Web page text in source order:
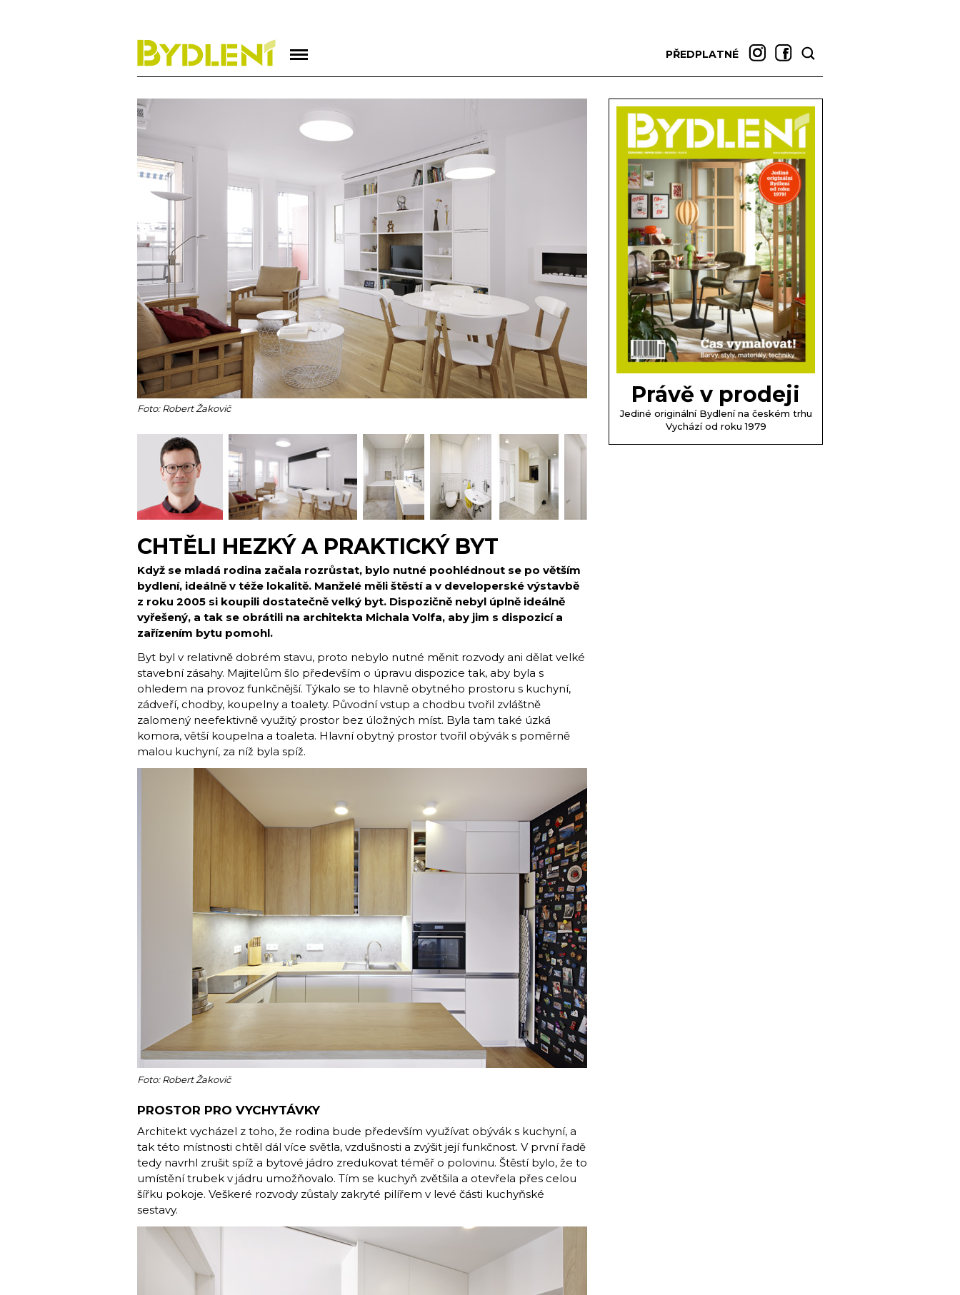
PŘEDPLATNÉ
Foto: Robert Žakovič
CHTĚLI HEZKÝ A PRAKTICKÝ BYT
Když se mladá rodina začala rozrůstat, bylo nutné poohlédnout se po větším
bydlení, ideálně v téže lokalitě. Manželé měli štěstí a v developerské výstavbě
z roku 2005 si koupili dostatečně velký byt. Dispozičně nebyl úplně ideálně
vyřešený, a tak se obrátili na architekta Michala Volfa, aby jim s dispozicí a
zařízením bytu pomohl.
Byt byl v relativně dobrém stavu, proto nebylo nutné měnit rozvody ani dělat velké
stavební zásahy. Majitelům šlo především o úpravu dispozice tak, aby byla s
ohledem na provoz funkčnější. Týkalo se to hlavně obytného prostoru s kuchyní,
zádveří, chodby, koupelny a toalety. Původní vstup a chodbu tvořil zvláštně
zalomený neefektivně využitý prostor bez úložných míst. Byla tam také úzká
komora, větší koupelna a toaleta. Hlavní obytný prostor tvořil obývák s poměrně
malou kuchyní, za níž byla spíž.
Foto: Robert Žakovič
PROSTOR PRO VYCHYTÁVKY
Architekt vycházel z toho, že rodina bude především využívat obývák s kuchyní, a
tak této místnosti chtěl dál více světla, vzdušnosti a zvýšit její funkčnost. V první řadě
tedy navrhl zrušit spíž a bytové jádro zredukovat téměř o polovinu. Štěstí bylo, že to
umístění trubek v jádru umožňovalo. Tím se kuchyň zvětšila a otevřela přes celou
šířku pokoje. Veškeré rozvody zůstaly zakryté pilířem v le­vé části kuchyňské
sestavy.
Právě v prodeji
Jediné originální Bydlení na českém trhu
Vychází od roku 1979